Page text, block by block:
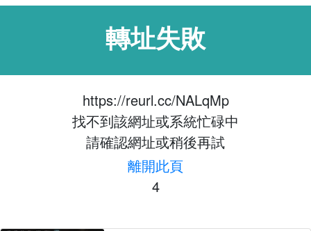
轉址失敗
https://reurl.cc/NALqMp
找不到該網址或系統忙碌中
請確認網址或稍後再試
離開此頁
4